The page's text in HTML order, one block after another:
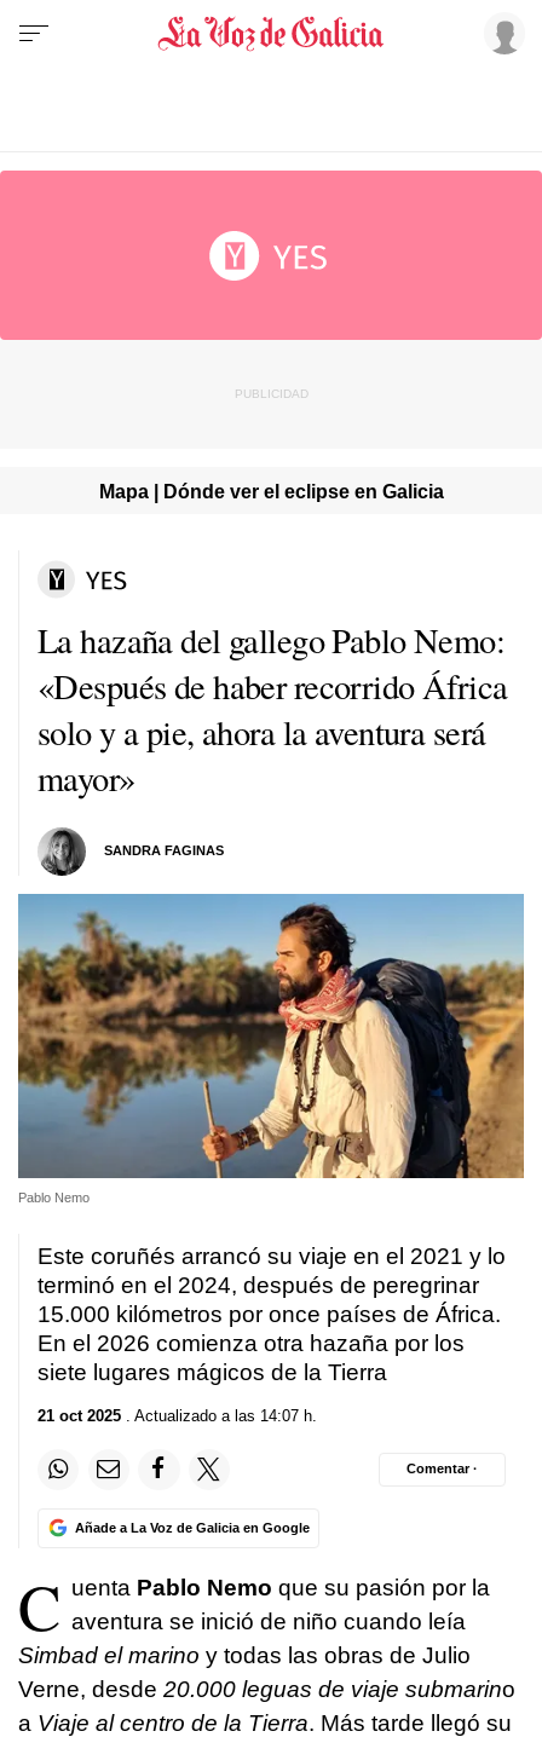
Mapa | Dónde ver el eclipse en Galicia
La hazaña del gallego Pablo Nemo:
«Después de haber recorrido África
solo y a pie, ahora la aventura será
mayor»
SANDRA FAGINAS
Pablo Nemo
Este coruñés arrancó su viaje en el 2021 y lo
terminó en el 2024, después de peregrinar
15.000 kilómetros por once países de África.
En el 2026 comienza otra hazaña por los
siete lugares mágicos de la Tierra
21 oct 2025 . Actualizado a las 14:07 h.
Añade a La Voz de Galicia en Google
Comentar ·
C uenta Pablo Nemo que su pasión por la
aventura se inició de niño cuando leía
Simbad el marino y todas las obras de Julio
Verne, desde 20.000 leguas de viaje submarino
a Viaje al centro de la Tierra. Más tarde llegó su